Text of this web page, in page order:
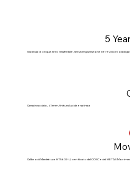
5
Garanzia di cinque anni, trasferibile, senza registrazione né revisioni
Cassa in acciaio, 41 mm, finitura lucida e satinata
Calibro di Manifattura MT5602-U, certificato dal COSC e dal METAS